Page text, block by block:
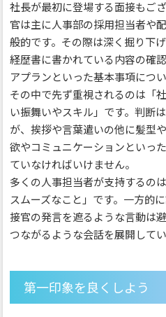
社長が最初に登場する面接もご
官は主に人事部の採用担当者や
般的です。その際は深く掘り下
経歴書に書かれている内容の確
アプランといった基本事項につ
その中で先ず重視されるのは「
い振舞いやスキル」です。判断
が、挨拶や言葉遣いの他に髪型
欲やコミュニケーションといっ
ていなければいけません。
多くの人事担当者が支持するの
スムーズなこと」です。一方的
接官の発言を遮るような言動は
つながるような会話を展開して
第一印象を良くしよう